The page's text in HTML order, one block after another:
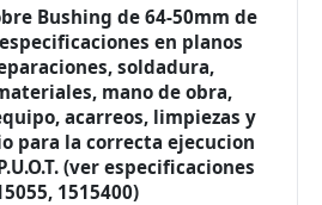
Bushing de 64-50mm de
en planos
soldadura,
mano de obra,
acarreos, limpiezas y
para la correcta ejecucion
(ver especificaciones
1515400)